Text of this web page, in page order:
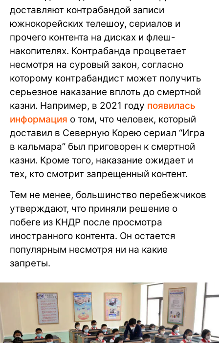
доставляют контрабандой записи
южнокорейских телешоу, сериалов и
прочего контента на дисках и флеш-
накопителях. Контрабанда процветает
несмотря на суровый закон, согласно
которому контрабандист может получить
серьезное наказание вплоть до смертной
казни. Например, в 2021 году появилась
информация о том, что человек, который
доставил в Северную Корею сериал “Игра
в кальмара” был приговорен к смертной
казни. Кроме того, наказание ожидает и
тех, кто смотрит запрещенный контент.
Тем не менее, большинство перебежчиков
утверждают, что приняли решение о
побеге из КНДР после просмотра
иностранного контента. Он остается
популярным несмотря ни на какие
запреты.